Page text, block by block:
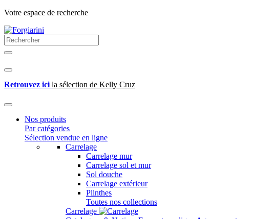
Votre espace de recherche
Retrouvez ici la sélection de Kelly Cruz
Nos produits
Par catégories
Sélection vendue en ligne
Carrelage
Carrelage mur
Carrelage sol et mur
Sol douche
Carrelage extérieur
Plinthes
Toutes nos collections
Carrelage